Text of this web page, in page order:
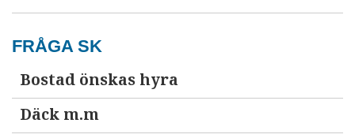
FRÅGA SK
Bostad önskas hyra
Däck m.m